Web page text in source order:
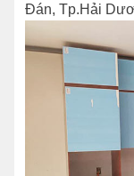
Đán, Tp.Hải